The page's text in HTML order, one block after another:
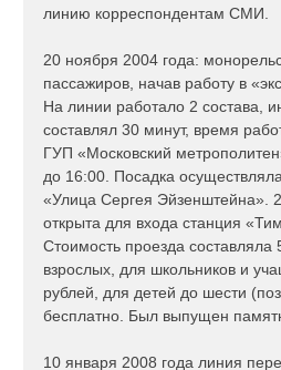
линию корреспондентам СМИ.
20 ноября 2004 года:
пассажиров, начав работу в
На линии работало 2 состава,
составлял 30 минут, время
ГУП «Московский
до 16:00. Посадка
«Улица Сергея Эйзенштейна».
открыта для входа станция
Стоимость проезда составляла
взрослых, для школьников и
рублей, для детей до шести
бесплатно. Был выпущен
10 января 2008 года линия